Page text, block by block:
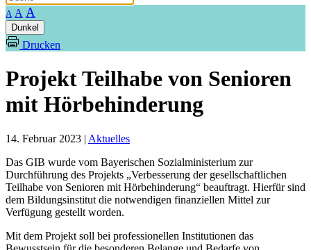
A A A
Dunkel
Drucken
Projekt Teilhabe von Senioren
mit Hörbehinderung
14. Februar 2023 | Aktuelles
Das GIB wurde vom Bayerischen Sozialministerium zur
Durchführung des Projekts „Verbesserung der gesellschaftlichen
Teilhabe von Senioren mit Hörbehinderung“ beauftragt. Hierfür sind
dem Bildungsinstitut die notwendigen finanziellen Mittel zur
Verfügung gestellt worden.
Mit dem Projekt soll bei professionellen Institutionen das